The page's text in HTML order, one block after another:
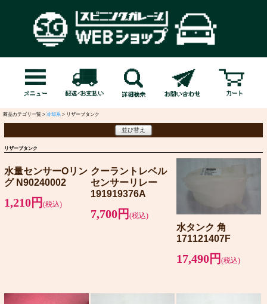
商品カテゴリ一覧 > 冷却系 > リザーブタンク
並び替え
リザーブタンク
水量センサーOリン
グ N90240002
1,210円 (税込)
クーラントレベル
センサーリレー
191919376A
7,700円 (税込)
水タンク 角
171121407F
17,490円(税込)